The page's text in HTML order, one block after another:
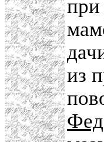
при
из